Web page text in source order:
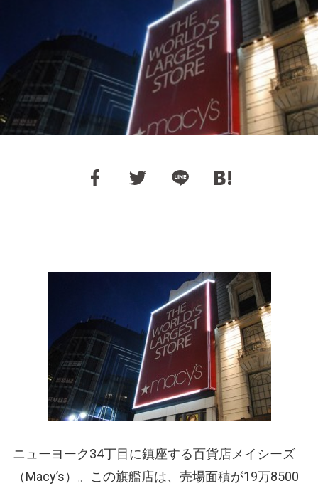
ニューヨーク34丁目に鎮座する百貨店メイシーズ
（Macy’s）。この旗艦店は、売場面積が19万8500